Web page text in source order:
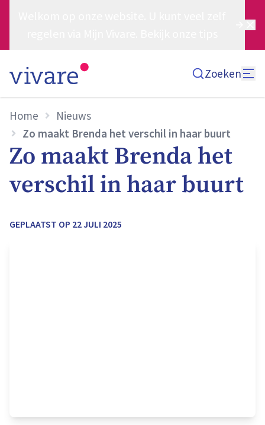
Zoeken
Home
Nieuws
Zo maakt Brenda het verschil in haar buurt
Zo maakt Brenda het
verschil in haar buurt
GEPLAATST OP 22 JULI 2025